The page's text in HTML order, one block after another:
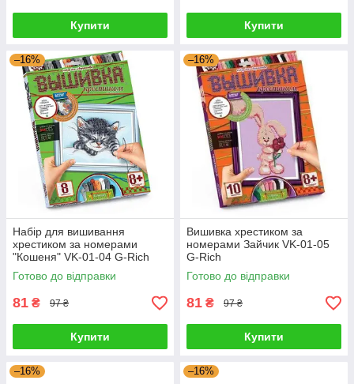
Купити Купити
–16%
Набір для вишивання
хрестиком за номерами
"Кошеня" VK-01-04 G-Rich
Готово до відправки
81 ₴ 97 ₴
Купити
–16%
Вишивка хрестиком за
номерами Зайчик VK-01-05
G-Rich
Готово до відправки
81 ₴ 97 ₴
Купити
–16% –16%